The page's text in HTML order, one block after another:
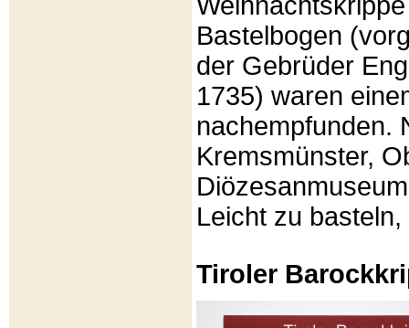
Bastelbogen
der Gebrüder
1735) waren
nachempfunden.
Kremsmünster,
Leicht zu
Tiroler